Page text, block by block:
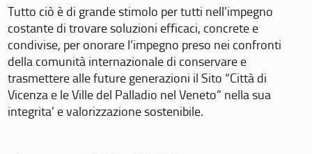
Tutto ciò è di grande stimolo per tutti nell’impegno
costante di trovare soluzioni efficaci, concrete e
condivise, per onorare l’impegno preso nei confronti
della comunità internazionale di conservare e
trasmettere alle future generazioni il Sito “Città di
Vicenza e le Ville del Palladio nel Veneto” nella sua
integrita’ e valorizzazione sostenibile.